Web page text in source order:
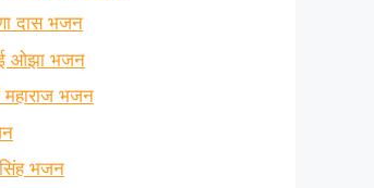
दास भजन
ओझा भजन
महाराज भजन
भजन